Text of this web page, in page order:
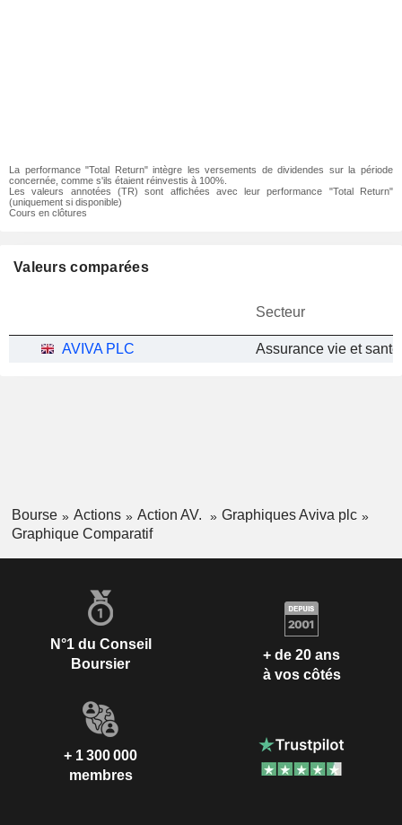
La performance "Total Return" intègre les versements de dividendes sur la période
concernée, comme s'ils étaient réinvestis à 100%.
Les valeurs annotées (TR) sont affichées avec leur performance "Total Return"
(uniquement si disponible)
Cours en clôtures
Valeurs comparées
Secteur
AVIVA PLC Assurance vie et
Bourse Actions Action AV.
Graphiques Aviva plc
Graphique Comparatif
N°1 du Conseil
Boursier
+ de 20 ans
à vos côtés
+ 1 300 000
membres